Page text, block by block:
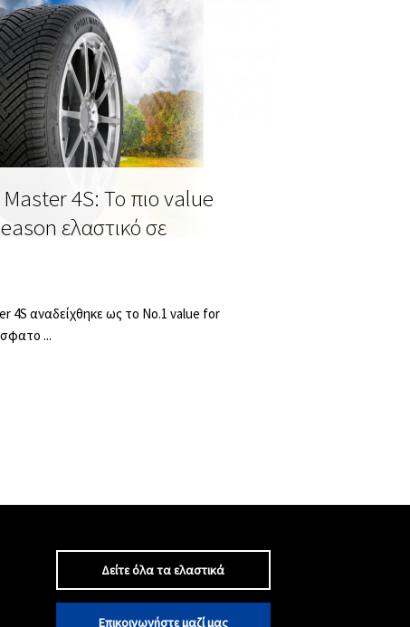
4S: Το πιο value
ελαστικό σε
4S αναδείχθηκε ως το Νο.1 value for
...
Δείτε όλα τα ελαστικά
Επικοινωνήστε μαζί μας